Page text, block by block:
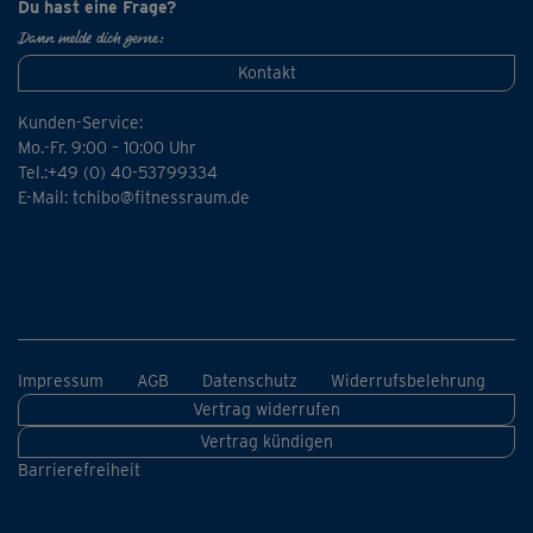
> Kicks & Punches zu finden).
Du hast eine Frage?
Dann melde dich gerne:
Kontakt
Kunden-Service:
Mo.-Fr. 9:00 – 10:00 Uhr
Tel.:+49 (0) 40-53799334
E-Mail: tchibo@fitnessraum.de
Impressum AGB Datenschutz
Widerrufsbelehrung
Vertrag widerrufen
Vertrag kündigen
Barrierefreiheit